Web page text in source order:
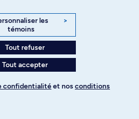
Accéder au Centre d'aide
et événements
les
témoins
>
Tout refuser
Tout accepter
confidentialitéet nos conditions